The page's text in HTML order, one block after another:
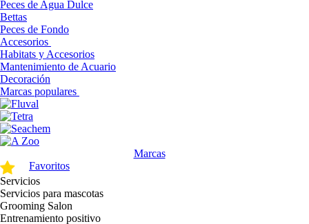
Peces de Agua Dulce
Bettas
Peces de Fondo
Accesorios
Habitats y Accesorios
Mantenimiento de Acuario
Decoración
Marcas populares
Marcas
Favoritos
Servicios
Servicios para mascotas
Grooming Salon
Entrenamiento positivo